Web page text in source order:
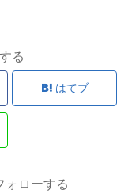
る
はてブ
ォローする